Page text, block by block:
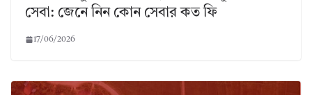
সেবা: জেনে নিন কোন সেবার কত ফি
17/06/2026